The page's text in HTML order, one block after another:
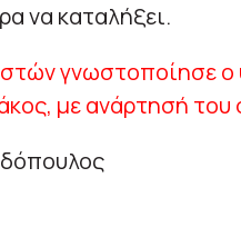
να καταλήξει.
γνωστοποίησε ο
με ανάρτησή